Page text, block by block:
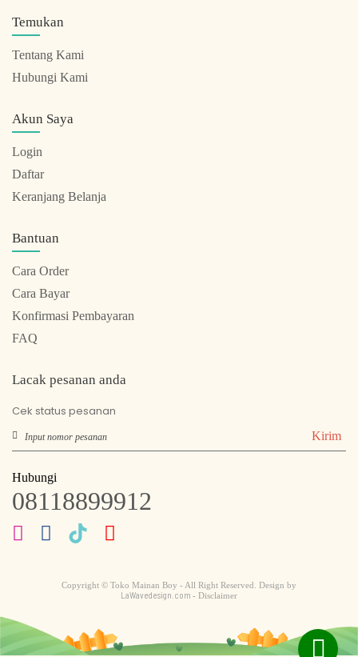
Temukan
Tentang Kami
Hubungi Kami
Akun Saya
Login
Daftar
Keranjang Belanja
Bantuan
Cara Order
Cara Bayar
Konfirmasi Pembayaran
FAQ
Lacak pesanan anda
Cek status pesanan
Kirim
Hubungi
08118899912
Copyright © Toko Mainan Boy - All Right Reserved. Design by
LaWavedesign.com - Disclaimer